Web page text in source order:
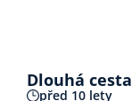
Dlouhá cesta
před 10 lety